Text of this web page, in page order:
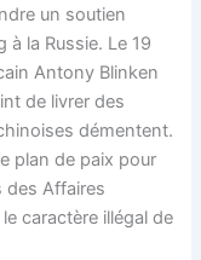
un soutien
la Russie. Le 19
Antony Blinken
de livrer des
démentent.
plan de paix pour
des Affaires
caractère illégal de